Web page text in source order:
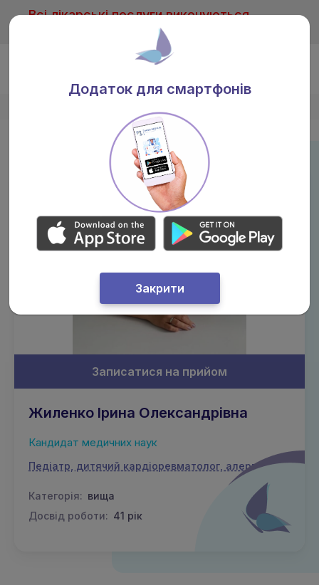
Всі лікарські послуги виконуються
тільки після консультації лікаря
Записатися на прийом
Жиленко Ірина Олександрівна
Кандидат медичних наук
Педіатр, дитячий кардіоревматолог, алерголог
Категорія: вища
Досвід роботи: 41 рік
Додаток для смартфонів
Закрити